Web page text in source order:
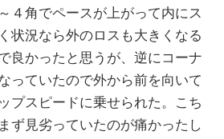
４角でペースが上がって内にス
状況なら外のロスも大きくなる
良かったと思うが、逆にコーナ
っていたので外から前を向いて
プスピードに乗せられた。こち
ず見劣っていたのが痛かったし